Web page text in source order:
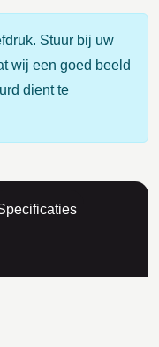
Stuur bij uw
wij een goed beeld
dient te